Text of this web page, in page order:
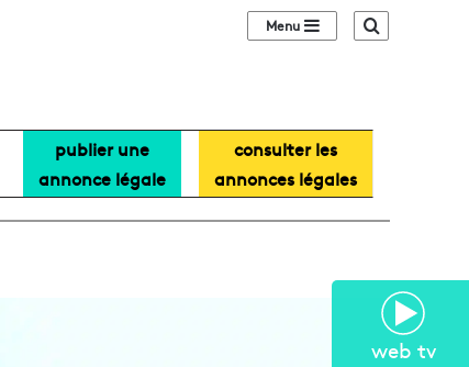
web tv
Sidebar (barre
publier une
annonce légale
consulter les
annonces légales